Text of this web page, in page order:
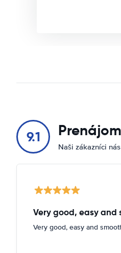
9.1
Naši zákazníci
Very good, easy and
Very good, easy and